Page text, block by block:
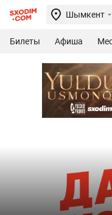
Шымкент
Билеты Афиша